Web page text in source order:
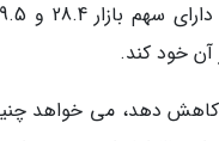
کاهش دهد، می خواهد